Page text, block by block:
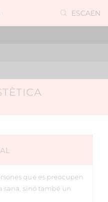
ESCAEN
que es preocupen
sana, sinó també un